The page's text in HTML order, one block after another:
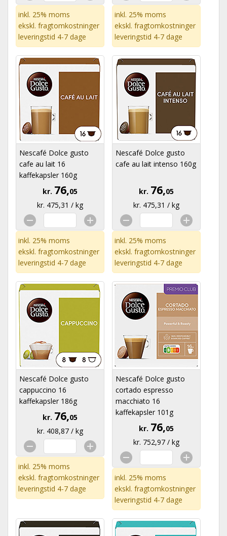
inkl. 25% moms
ekskl. fragtomkostninger
leveringstid 4-7 dage
inkl. 25% moms
ekskl. fragtomkostninger
leveringstid 4-7 dage
Nescafé Dolce gusto
cafe au lait 16
kaffekapsler 160g
kr. 76,05
kr. 475,31 / kg
inkl. 25% moms
ekskl. fragtomkostninger
leveringstid 4-7 dage
Nescafé Dolce gusto
cafe au lait intenso 160g
kr. 76,05
kr. 475,31 / kg
inkl. 25% moms
ekskl. fragtomkostninger
leveringstid 4-7 dage
Nescafé Dolce gusto
cappuccino 16
kaffekapsler 186g
kr. 76,05
kr. 408,87 / kg
inkl. 25% moms
ekskl. fragtomkostninger
leveringstid 4-7 dage
Nescafé Dolce gusto
cortado espresso
macchiato 16
kaffekapsler 101g
kr. 76,05
kr. 752,97 / kg
inkl. 25% moms
ekskl. fragtomkostninger
leveringstid 4-7 dage